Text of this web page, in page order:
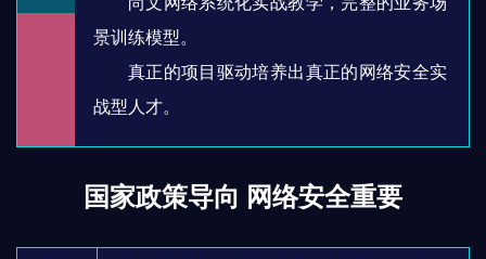
景训练模型。
真正的项目驱动培养出真正的网络安全实
战型人才。
国家政策导向 网络安全重要